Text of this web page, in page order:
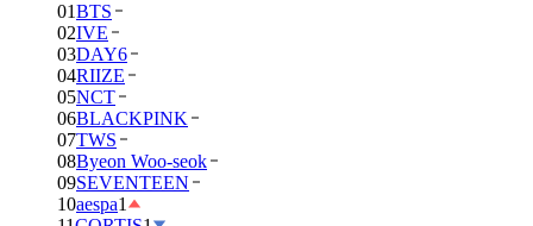
01BTS
02IVE
03DAY6
04RIIZE
05NCT
06BLACKPINK
07TWS
08Byeon Woo-seok
09SEVENTEEN
10aespa1